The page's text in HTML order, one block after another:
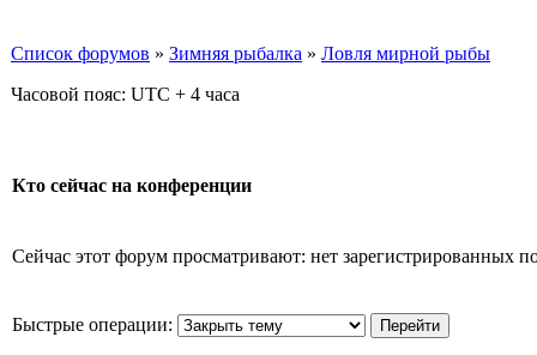
Список форумов » Зимняя рыбалка » Ловля мирной рыбы
Часовой пояс: UTC + 4 часа
Кто сейчас на конференции
Сейчас этот форум просматривают: нет зарегистрированных
Быстрые операции: